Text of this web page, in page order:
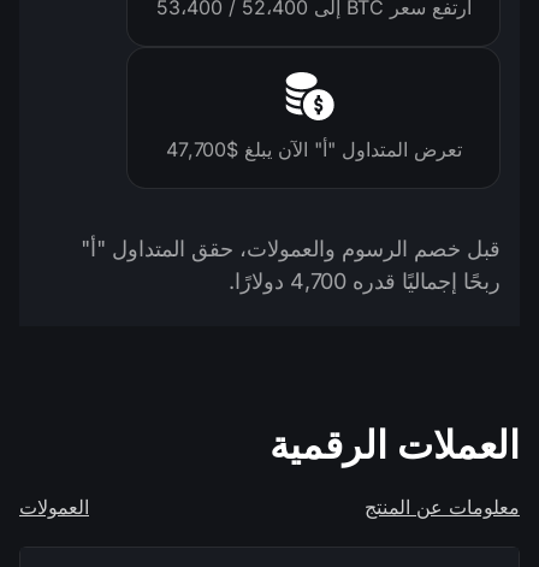
تعرض المتداول "أ" الآن يبلغ $47,700
ارتفع سعر BTC إلى 52،400 / 53،400
قبل خصم الرسوم والعمولات، حقق المتداول "أ"
ربحًا إجماليًا قدره 4,700 دولارًا.
العملات الرقمية
معلومات عن المنتج العمولات